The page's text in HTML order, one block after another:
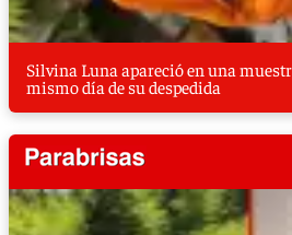
Silvina Luna apareció en una
mismo día de su despedida